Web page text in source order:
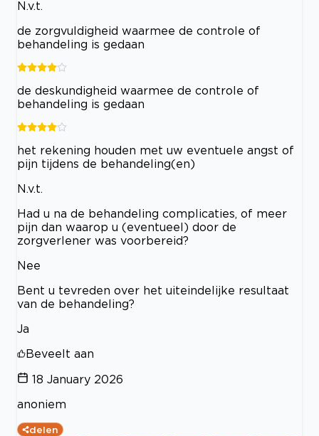
N.v.t.
de zorgvuldigheid waarmee de controle of
behandeling is gedaan
de deskundigheid waarmee de controle of
behandeling is gedaan
het rekening houden met uw eventuele angst of
pijn tijdens de behandeling(en)
N.v.t.
Had u na de behandeling complicaties, of meer
pijn dan waarop u (eventueel) door de
zorgverlener was voorbereid?
Nee
Bent u tevreden over het uiteindelijke resultaat
van de behandeling?
Ja
Beveelt aan
18 January 2026
anoniem
delen